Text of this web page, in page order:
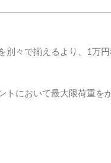
別々で揃えるより、1万
トにおいて最大限荷重を